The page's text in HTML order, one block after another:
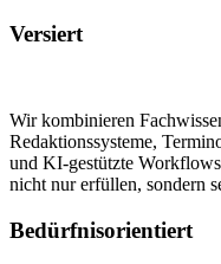
Versiert
Wir kombinieren
Redaktionssysteme,
und KI-gestützte
nicht nur erfüllen, sondern
Bedürfnisorientiert